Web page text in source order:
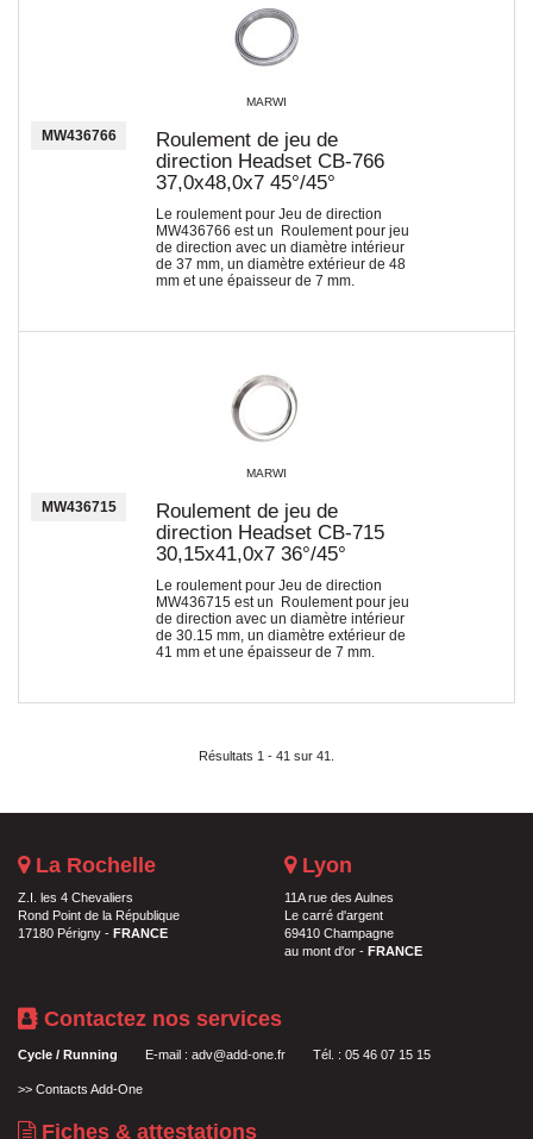
MARWI
MW436766
Roulement de jeu de
direction Headset CB-766
37,0x48,0x7 45°/45°
Le roulement pour Jeu de direction
MW436766 est un Roulement pour jeu
de direction avec un diamètre intérieur
de 37 mm, un diamètre extérieur de 48
mm et une épaisseur de 7 mm.
MARWI
MW436715
Roulement de jeu de
direction Headset CB-715
30,15x41,0x7 36°/45°
Le roulement pour Jeu de direction
MW436715 est un Roulement pour jeu
de direction avec un diamètre intérieur
de 30.15 mm, un diamètre extérieur de
41 mm et une épaisseur de 7 mm.
Résultats 1 - 41 sur 41.
La Rochelle
Z.I. les 4 Chevaliers
Rond Point de la République
17180 Périgny - FRANCE
Lyon
11A rue des Aulnes
Le carré d'argent
69410 Champagne
au mont d'or - FRANCE
Contactez nos services
Cycle / Running E-mail : adv@add-one.fr Tél. : 05 46 07 15 15
>> Contacts Add-One
Fiches & attestations